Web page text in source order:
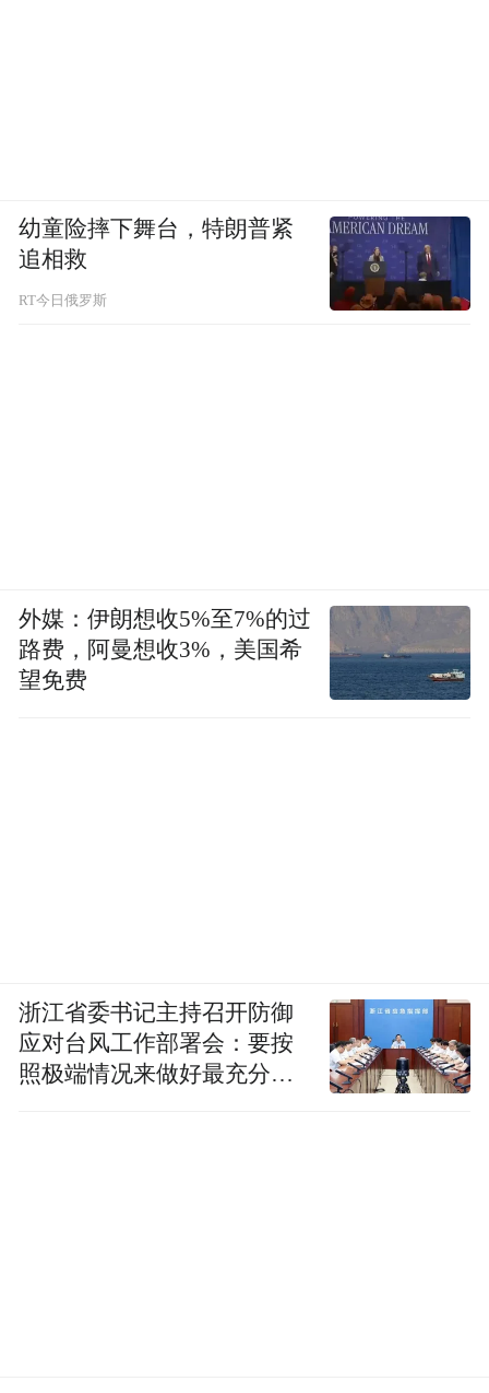
幼童险摔下舞台，特朗普紧
追相救
RT今日俄罗斯
外媒：伊朗想收5%至7%的过
路费，阿曼想收3%，美国希
望免费
浙江省委书记主持召开防御
应对台风工作部署会：要按
照极端情况来做好最充分的